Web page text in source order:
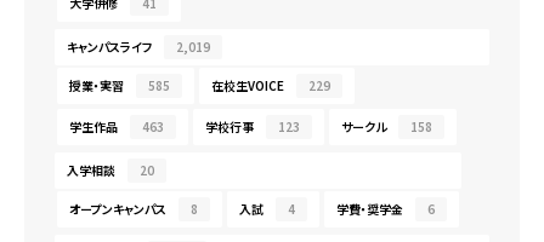
キャンパスライフ 2,019
授業・実習 585 在校生VOICE 229
学生作品 463 学校行事 123 サークル 158
入学相談 20
オープンキャンパス 8 入試 4 学費・奨学金 6